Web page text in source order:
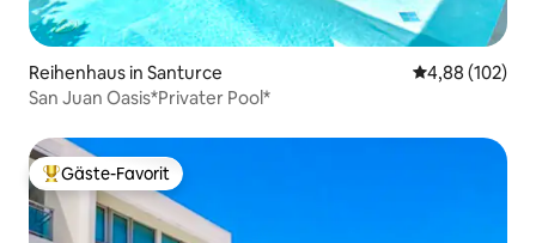
Reihenhaus in Santurce
4,88 (102)
San Juan Oasis*Privater Pool*
Beliebter Gäste-Favorit.
Gäste-Favorit